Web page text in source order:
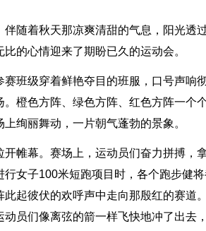
随着秋天那凉爽清甜的气息，阳光透
的心情迎来了期盼已久的运动会。
班级穿着鲜艳夺目的班服，口号声响
橙色方阵、绿色方阵、红色方阵一个
绚丽舞动，一片朝气蓬勃的景象。
帷幕。赛场上，运动员们奋力拼搏，
女子100米短跑项目时，各个跑步健
起彼伏的欢呼声中走向那殷红的赛道
员们像离弦的箭一样飞快地冲了出去